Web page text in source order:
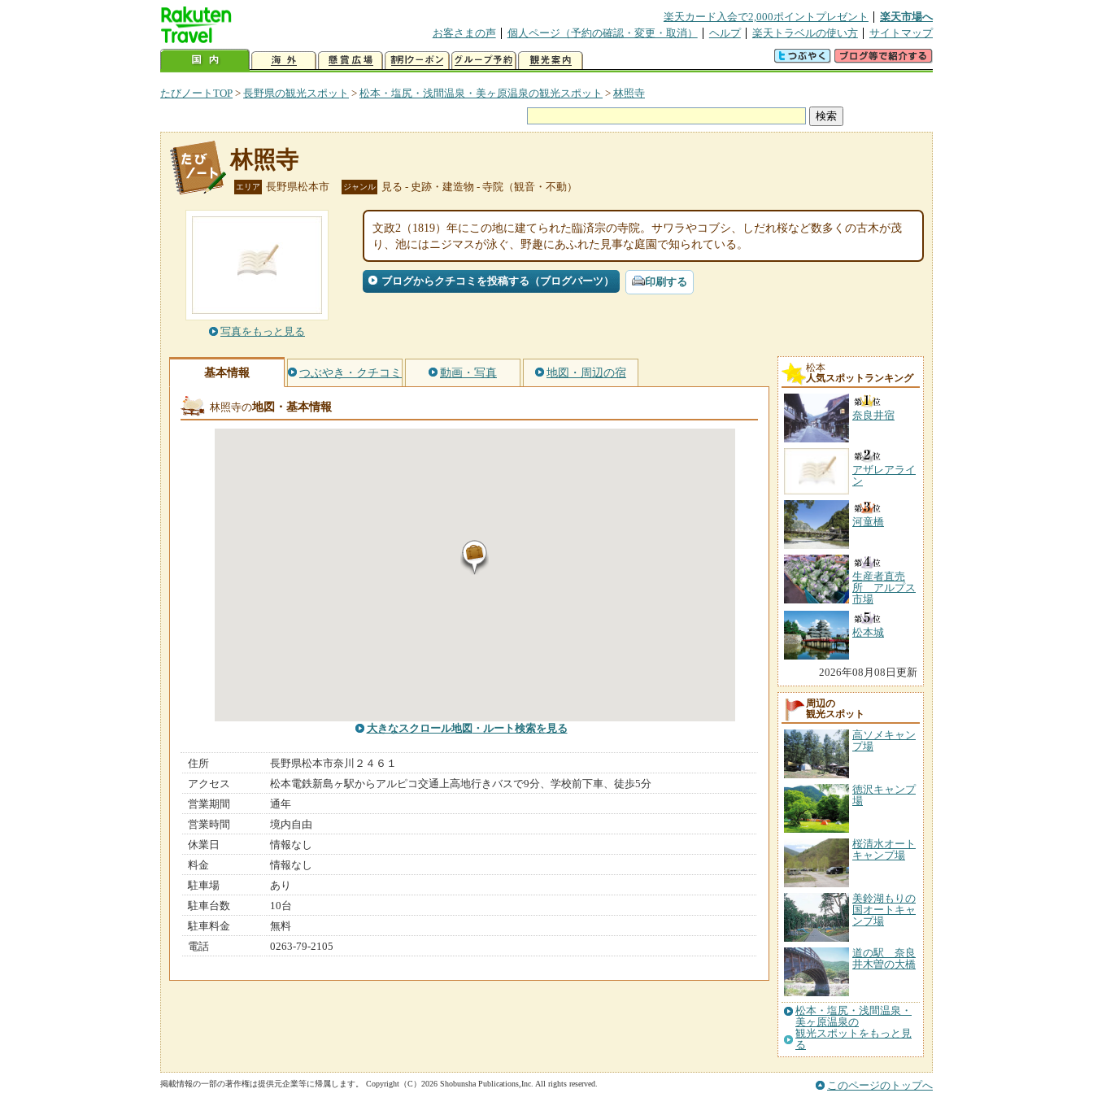
楽天カード入会で2,000ポイントプレゼント
楽天市場へ
お客さまの声
個人ページ（予約の確認・変更・取消） ヘルプ 楽天トラベルの使い方 サイトマップ
たびノートTOP > 長野県の観光スポット > 松本・塩尻・浅間温泉・美ヶ原温泉の観光スポット > 林照寺
林照寺
エリア 長野県松本市 ジャンル 見る - 史跡・建造物 - 寺院（観音・不動）
写真をもっと見る
文政2（1819）年にこの地に建てられた臨済宗の寺院。サワラやコブシ、しだれ桜など数多くの古木が茂
り、池にはニジマスが泳ぐ、野趣にあふれた見事な庭園で知られている。
ブログからクチコミを投稿する（ブログパーツ） 印刷する
基本情報 つぶやき・クチコミ 動画・写真 地図・周辺の宿
林照寺の地図・基本情報
大きなスクロール地図 ・ルート検索を見る
住所
長野県松本市奈川２４６１
アクセス
松本電鉄新島ヶ駅からアルピコ交通上高地行きバスで9分、学校前下車、徒歩5分
営業期間
通年
営業時間
境内自由
休業日
情報なし
料金
情報なし
駐車場
あり
駐車台数
10台
駐車料金
無料
電話
0263-79-2105
松本
人気スポットランキング
奈良井宿
アザレアライ
ン
河童橋
生産者直売
所 アルプス
市場
松本城
2026年08月08日更新
周辺の
観光スポット
高ソメキャン
プ場
徳沢キャンプ
場
桜清水オート
キャンプ場
美鈴湖もりの
国オートキャ
ンプ場
道の駅 奈良
井木曽の大橋
松本・塩尻・浅間温泉・
美ヶ原温泉の
観光スポットをもっと見
る
掲載情報の一部の著作権は提供元企業等に帰属します。 Copyright（C）2026 Shobunsha Publications,Inc. All rights reserved. このページのトップへ